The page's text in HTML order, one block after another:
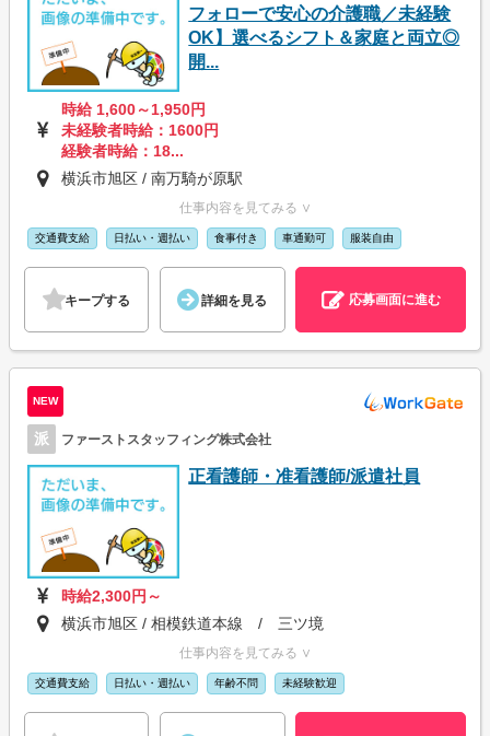
フォローで安心の介護職／未経験
OK】選べるシフト＆家庭と両立◎
開...
時給 1,600～1,950円
未経験者時給：1600円
経験者時給：18...
横浜市旭区 / 南万騎が原駅
仕事内容を見てみる ∨
交通費支給 日払い・週払い 食事付き 車通勤可 服装自由
キープする 詳細を見る 応募画面に進む
NEW
派 ファーストスタッフィング株式会社
正看護師・准看護師/派遣社員
時給2,300円～
横浜市旭区 / 相模鉄道本線 / 三ツ境
仕事内容を見てみる ∨
交通費支給 日払い・週払い 年齢不問 未経験歓迎